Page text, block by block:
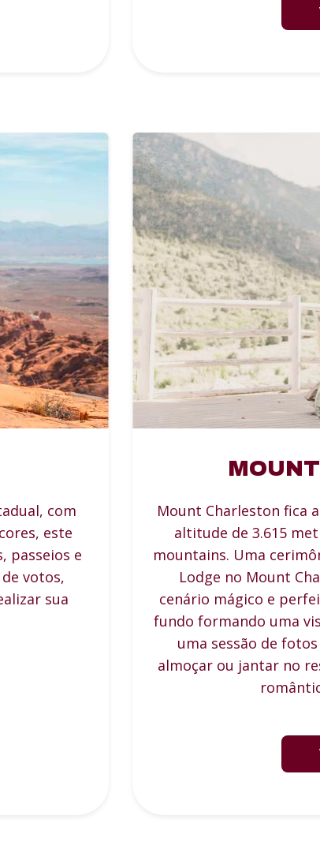
com
este
passeios e
votos,
sua
Mount Charleston fica
altitude de 3.615
mountains. Uma
Lodge no Mount
cenário mágico e
fundo formando uma
uma sessão de
almoçar ou jantar no